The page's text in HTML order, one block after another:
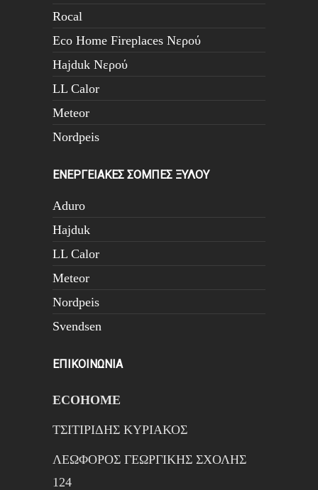
Rocal
Eco Home Fireplaces Νερού
Hajduk Νερού
LL Calor
Meteor
Nordpeis
ΕΝΕΡΓΕΙΑΚΕΣ ΣΟΜΠΕΣ ΞΥΛΟΥ
Aduro
Hajduk
LL Calor
Meteor
Nordpeis
Svendsen
ΕΠΙΚΟΙΝΩΝΙΑ
ECOHOME
ΤΣΙΤΙΡΙΔΗΣ ΚΥΡΙΑΚΟΣ
ΛΕΩΦΟΡΟΣ ΓΕΩΡΓΙΚΗΣ ΣΧΟΛΗΣ
124